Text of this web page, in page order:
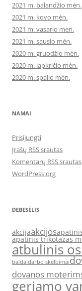
2021 m. balandžio mėn.
2021 m. kovo mėn.
2021 m. vasario mėn.
2021 m. sausio mėn.
2020 m. gruodžio mėn.
2020 m. lapkričio mėn.
2020 m. spalio mėn.
NAMAI
Prisijungti
Įrašų RSS srautas
Komentarų RSS srautas
WordPress.org
DEBESĖLIS
akcijaakcijos
apatinis trikotazas
atbulinis
baldaidarbo skelbimai
dovanos
geriamo